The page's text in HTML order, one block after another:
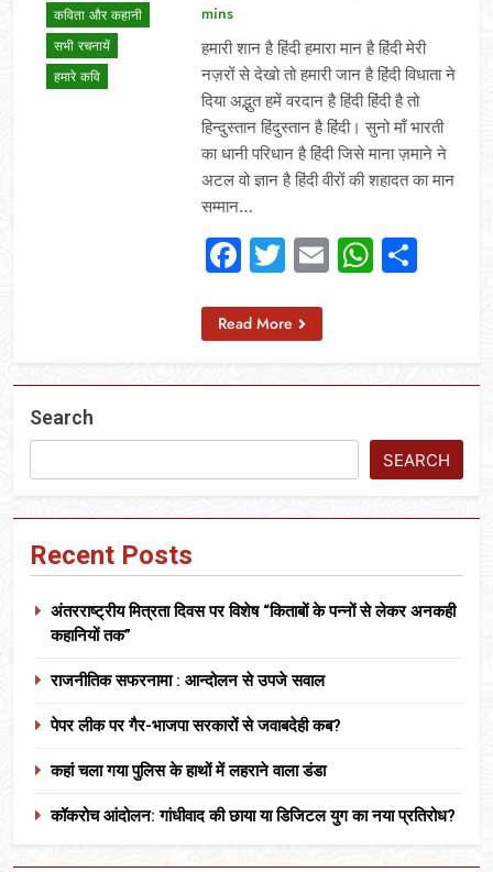
कविता और कहानी
सभी रचनायें
हमारे कवि
mins
हमारी शान है हिंदी हमारा मान है हिंदी मेरी
नज़रों से देखो तो हमारी जान है हिंदी विधाता ने
दिया अद्भुत हमें वरदान है हिंदी हिंदी है तो
हिन्दुस्तान हिंदुस्तान है हिंदी। सुनो माँ भारती
का धानी परिधान है हिंदी जिसे माना ज़माने ने
अटल वो ज्ञान है हिंदी वीरों की शहादत का मान
सम्मान…
Facebook
Twitter
Email
Read More
Search
SEARCH
Recent Posts
अंतरराष्ट्रीय मित्रता दिवस पर विशेष “किताबों के पन्नों से लेकर अनकही
कहानियों तक”
राजनीतिक सफरनामा : आन्दोलन से उपजे सवाल
पेपर लीक पर गैर-भाजपा सरकारों से जवाबदेही कब?
कहां चला गया पुलिस के हाथों में लहराने वाला डंडा
कॉकरोच आंदोलन: गांधीवाद की छाया या डिजिटल युग का नया प्रतिरोध?